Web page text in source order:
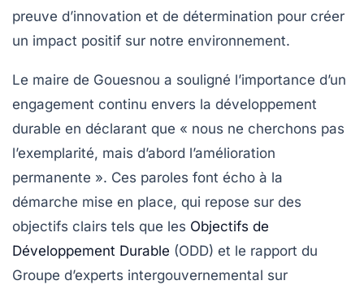
preuve d’innovation et de détermination pour créer
un impact positif sur notre environnement.
Le maire de Gouesnou a souligné l’importance d’un
engagement continu envers la développement
durable en déclarant que « nous ne cherchons pas
l’exemplarité, mais d’abord l’amélioration
permanente ». Ces paroles font écho à la
démarche mise en place, qui repose sur des
objectifs clairs tels que les Objectifs de
Développement Durable (ODD) et le rapport du
Groupe d’experts intergouvernemental sur